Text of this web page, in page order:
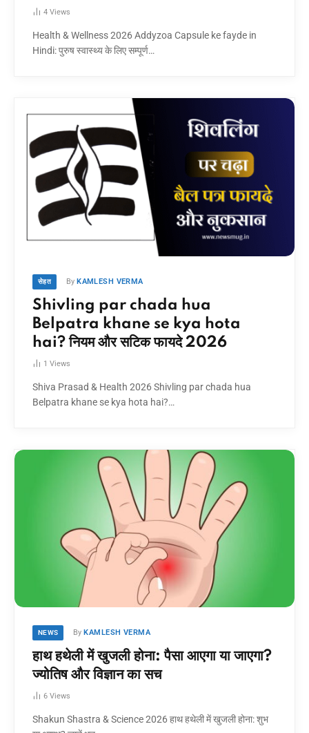
4 Views
Health & Wellness 2026 Addyzoa Capsule ke fayde in
Hindi: पुरुष स्वास्थ्य के लिए सम्पूर्ण…
सेहत By KAMLESH VERMA
Shivling par chada hua
Belpatra khane se kya hota
hai? नियम और सटिक फायदे 2026
1 Views
Shiva Prasad & Health 2026 Shivling par chada hua
Belpatra khane se kya hota hai?…
NEWS By KAMLESH VERMA
हाथ हथेली में खुजली होना: पैसा आएगा या जाएगा?
ज्योतिष और विज्ञान का सच
6 Views
Shakun Shastra & Science 2026 हाथ हथेली में खुजली होना: शुभ